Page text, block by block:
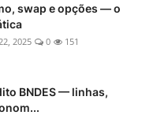
swap e opções — o
2025 0 151
BNDES — linhas,